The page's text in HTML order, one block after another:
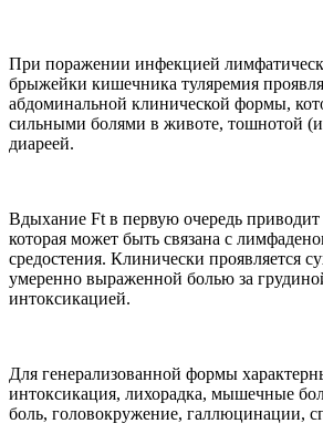
При поражении инфекцией
брыжейки кишечника туляремия
абдоминальной клинической формы,
сильными болями в животе, тошнотой
диареей.
Вдыхание Ft в первую очередь
которая может быть связана с
средостения. Клинически проявляется
умеренно выраженной болью за
интоксикацией.
Для генерализованной формы
интоксикация, лихорадка, мышечные
боль, головокружение, галлюцинации,